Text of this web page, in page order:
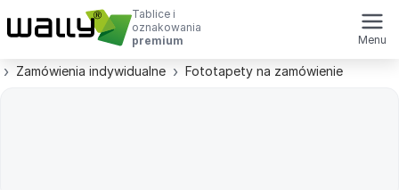
Tablice i
oznakowania
premium
Menu
Zamówienia indywidualne Fototapety na zamówienie